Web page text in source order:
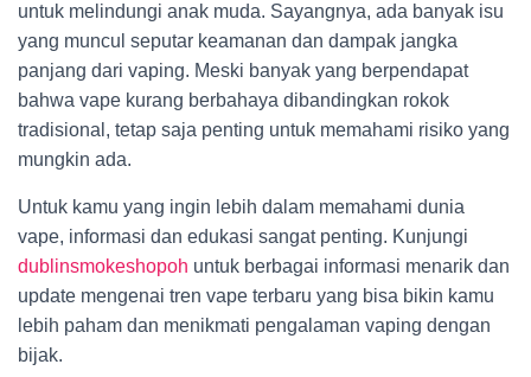
untuk melindungi anak muda. Sayangnya, ada banyak isu
yang muncul seputar keamanan dan dampak jangka
panjang dari vaping. Meski banyak yang berpendapat
bahwa vape kurang berbahaya dibandingkan rokok
tradisional, tetap saja penting untuk memahami risiko yang
mungkin ada.
Untuk kamu yang ingin lebih dalam memahami dunia
vape, informasi dan edukasi sangat penting. Kunjungi
dublinsmokeshopoh untuk berbagai informasi menarik dan
update mengenai tren vape terbaru yang bisa bikin kamu
lebih paham dan menikmati pengalaman vaping dengan
bijak.